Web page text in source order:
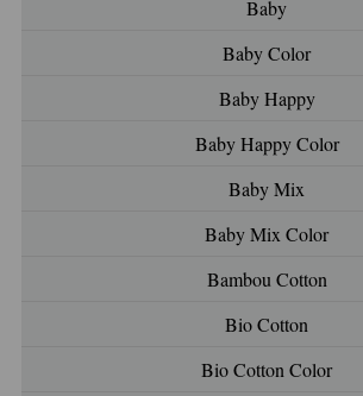
Baby
Baby Color
Baby Happy
Baby Happy Color
Baby Mix
Baby Mix Color
Bambou Cotton
Bio Cotton
Bio Cotton Color